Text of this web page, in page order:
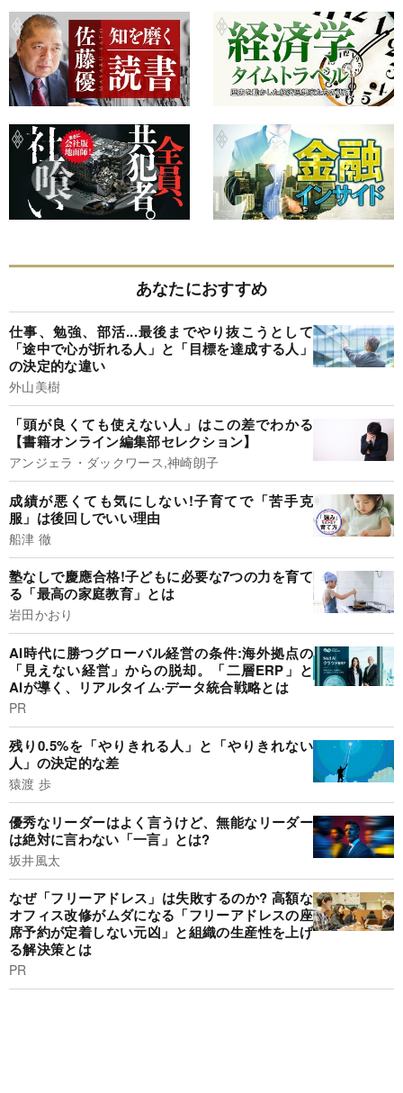
あなたにおすすめ
仕事、勉強、部活...最後までやり抜こうとして
「途中で心が折れる人」と「目標を達成する人」
の決定的な違い
外山美樹
「頭が良くても使えない人」はこの差でわかる
【書籍オンライン編集部セレクション】
アンジェラ・ダックワース,神崎朗子
成績が悪くても気にしない!子育てで「苦手克
服」は後回しでいい理由
船津 徹
塾なしで慶應合格!子どもに必要な7つの力を育て
る「最高の家庭教育」とは
岩田かおり
AI時代に勝つグローバル経営の条件:海外拠点の
「見えない経営」からの脱却。「二層ERP」と
AIが導く、リアルタイム·データ統合戦略とは
PR
残り0.5%を「やりきれる人」と「やりきれない
人」の決定的な差
猿渡 歩
優秀なリーダーはよく言うけど、無能なリーダー
は絶対に言わない「一言」とは?
坂井風太
なぜ「フリーアドレス」は失敗するのか? 高額な
オフィス改修がムダになる「フリーアドレスの座
席予約が定着しない元凶」と組織の生産性を上げ
る解決策とは
PR